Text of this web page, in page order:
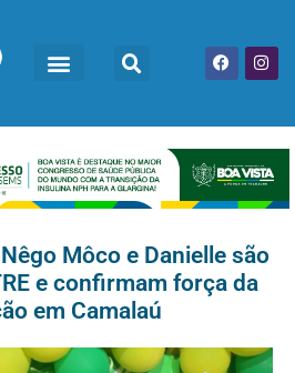
Môco e Danielle são
e confirmam força da
em Camalaú